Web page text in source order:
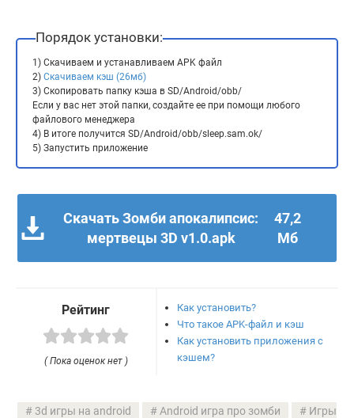
Порядок установки:
1) Скачиваем и устанавливаем APK файл
2) Скачиваем кэш (26мб)
3) Скопировать папку кэша в SD/Android/obb/
Если у вас нет этой папки, создайте ее при помощи любого
файлового менеджера
4) В итоге получится SD/Android/obb/sleep.sam.ok/
5) Запустить приложение
Скачать Зомби апокалипсис:
мертвецы 3D v1.0.apk
47,2
Мб
Рейтинг
( Пока оценок нет )
Как установить?
Что такое APK-файл и кэш
Как установить приложения с
кэшем?
3d игры на android Android игра про зомби
Игры